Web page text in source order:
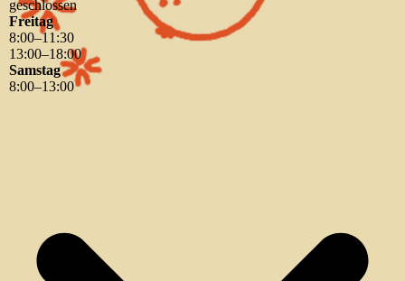
geschlossen
Freitag
8:00–11 :30
13:00–18:00
Samstag
8:00–13:00